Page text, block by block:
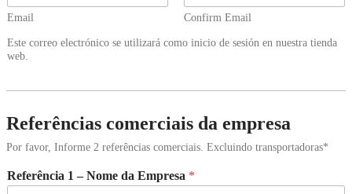
Email Confirm Email
Este correo electrónico se utilizará como inicio de sesión en nuestra tienda
web.
Referências comerciais da empresa
Por favor, Informe 2 referências comerciais. Excluindo transportadoras*
Referência 1 – Nome da Empresa *